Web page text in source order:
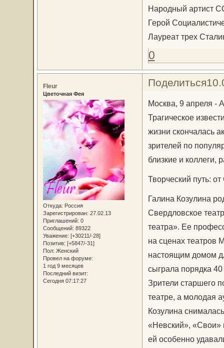
Народный артист
Герой
Лауреат трех
0
Поделиться
Fleur
Цветочная Фея
Откуда: Россия
Зарегистрирован: 27.02.13
Приглашений: 0
Сообщений: 89322
Уважение: [+30211/-28]
Позитив: [+5847/-31]
Пол: Женский
Провел на форуме:
1 год 9 месяцев
Последний визит:
Сегодня 07:17:27
Москва, 9 апреля -
Трагическое
жизни скончалась
зрителей по
близкие и коллеги,
Творческий путь:
Галина Козулина
Свердловское
театра». Ее
на сценах театров
настоящим домом
сыграла порядка
Зрители старшего
театре, а молодая
Козулина
«Невский», «Свои»
ей особенно